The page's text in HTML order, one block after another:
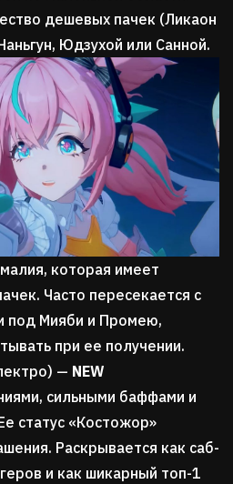
дешевых пачек (Ликаон
Юдзухой или Санной.
которая имеет
Часто пересекается с
под Мияби и Промею,
при ее получении.
— NEW
сильными баффами и
статус «Костожор»
Раскрывается как саб-
и как шикарный топ-1